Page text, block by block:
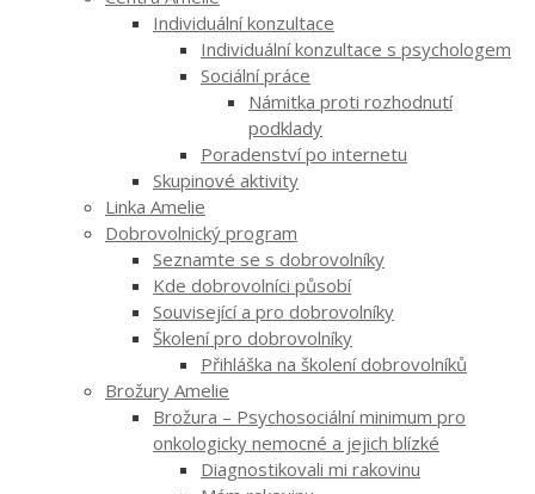
Individuální konzultace
Individuální konzultace s psychologem
Sociální práce
Námitka proti rozhodnutí
podklady
Poradenství po internetu
Skupinové aktivity
Linka Amelie
Dobrovolnický program
Seznamte se s dobrovolníky
Kde dobrovolníci působí
Související a pro dobrovolníky
Školení pro dobrovolníky
Přihláška na školení dobrovolníků
Brožury Amelie
Brožura – Psychosociální minimum pro
onkologicky nemocné a jejich blízké
Diagnostikovali mi rakovinu